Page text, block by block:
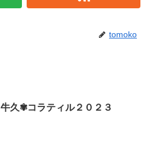
tomoko
牛久✾コラティル２０２３